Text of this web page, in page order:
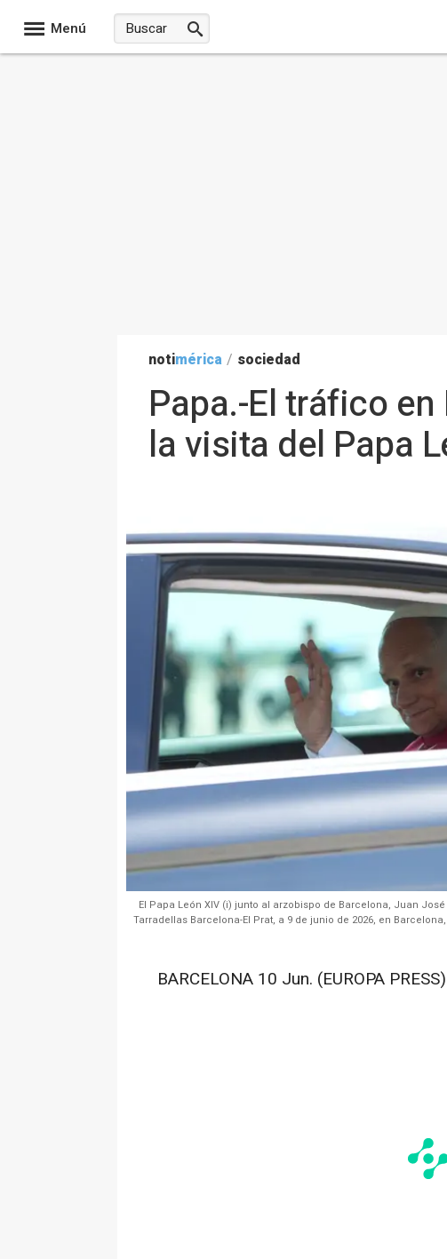
Menú
notimérica / sociedad
Papa.-El tráfico
la visita del Papa
El Papa León XIV (i) junto al arzobispo de Barcelona, Juan
Tarradellas Barcelona-El Prat, a 9 de junio de 2026, en
BARCELONA 10 Jun. (EUROPA